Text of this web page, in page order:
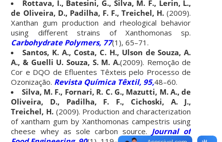
Rottava, I., Batesini, G., Silva, M. F., Lerin, L.,
de Oliveira, D., Padilha, F. F., Treichel, H.(2009).
Xanthan gum production and rheological behavior
using different strains of Xanthomonas sp.
Carbohydrate Polymers, 77(1), 65–71.
Santos, K. A., Costa, C. H., Ulson de Souza, A.
A., & Guelli U. Souza, S. M. A.(2009). Remoção de
Cor e DQO de Efluentes Têxteis pelo Processo de
Ozonização. Revista Química Têxtil, 95,48–60.
Silva, M. F., Fornari, R. C. G., Mazutti, M. A., de
Oliveira, D., Padilha, F. F., Cichoski, A. J.,
Treichel, H. (2009). Production and characterization
of xantham gum by Xanthomonas campestris using
cheese whey as sole carbon source. Journal of